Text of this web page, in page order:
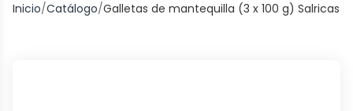
Inicio/Catálogo/Galletas de mantequilla (3 x 100 g) Salricas